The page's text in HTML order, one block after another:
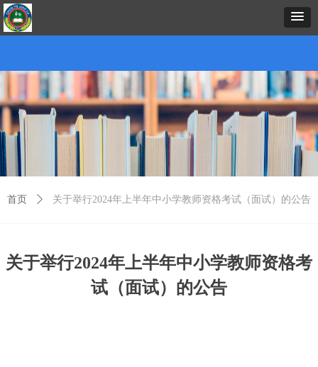
关于举行2024年上半年中小学教师资格考
试（面试）的公告
首页 ꄲ 关于举行2024年上半年中小学教师资格考试（面试）的公告